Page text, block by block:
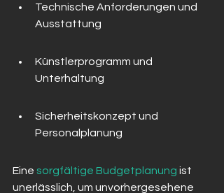
Technische Anforderungen und
Ausstattung
Künstlerprogramm und
Unterhaltung
Sicherheitskonzept und
Personalplanung
Eine sorgfältige Budgetplanung ist
unerlässlich, um unvorhergesehene